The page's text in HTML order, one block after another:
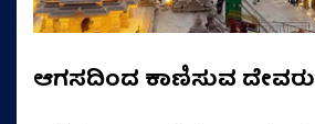
ಆಗಸದಿಂದ ಕಾಣಿಸುವ ದೇವರು